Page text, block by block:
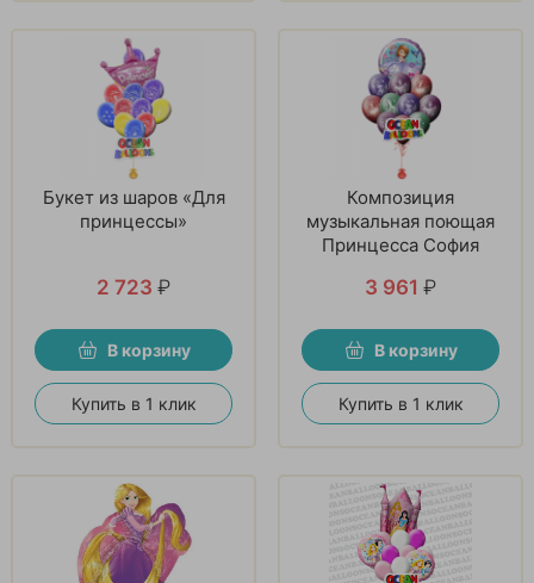
Букет из шаров «Для
принцессы»
2 723 ₽
В корзину
Купить в 1 клик
Композиция
музыкальная поющая
Принцесса София
3 961 ₽
В корзину
Купить в 1 клик